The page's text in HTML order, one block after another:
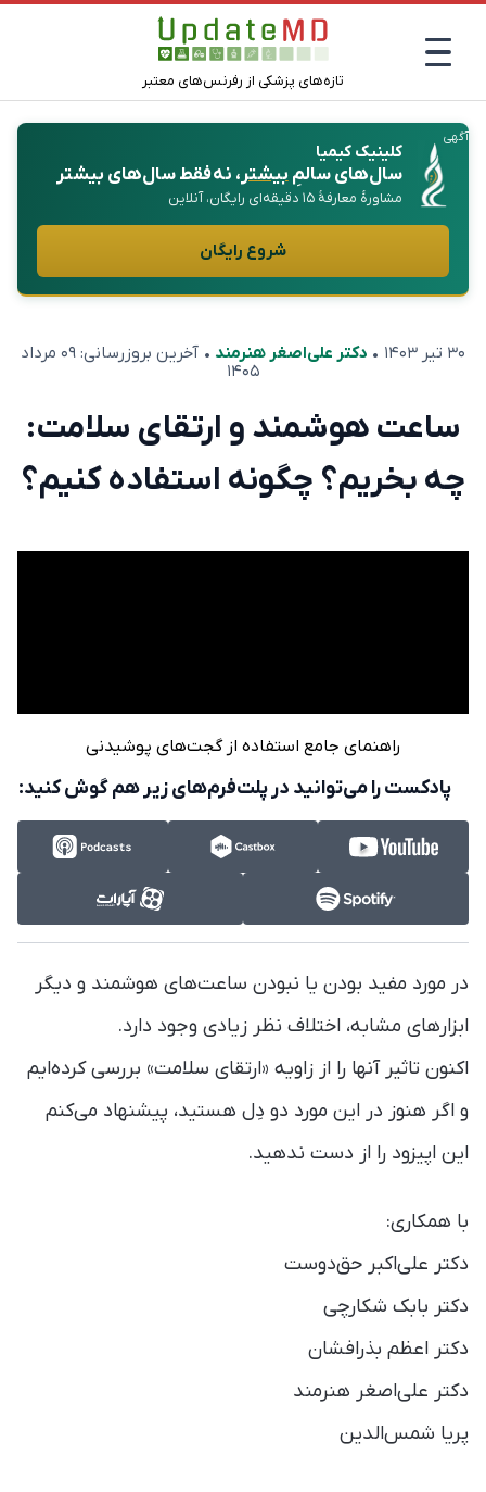
تازه‌های پزشکی از رفرنس‌های معتبر
آگهی
کلینیک کیمیا
سال‌های سالمِبیشتر، نه فقط سال‌های بیشتر
مشاورهٔ معارفهٔ ۱۵ دقیقه‌ای رایگان، آنلاین
شروع رایگان
۳۰ تیر ۱۴۰۳ • دکتر علی‌اصغر هنرمند • آخرین بروزرسانی:
۰۹ مرداد
۱۴۰۵
ساعت هوشمند و ارتقای سلامت:
چه بخریم؟ چگونه استفاده کنیم؟
راهنمای جامع استفاده از گجت‌های پوشیدنی
پادکست را می‌توانید در پلت‌فرم‌های زیر هم گوش کنید:
در مورد مفید بودن یا نبودن ساعت‌های هوشمند و دیگر
ابزارهای مشابه، اختلاف نظر زیادی وجود دارد.
اکنون تاثیر آنها را از زاویه «ارتقای سلامت» بررسی کرده‌ایم
و اگر هنوز در این مورد دو‌ دِل هستید، پیشنهاد می‌کنم
این اپیزود را از دست ندهید.
با همکاری:
دکتر علی‌اکبر حق‌دوست
دکتر بابک شکارچی
دکتر اعظم بذرافشان
دکتر علی‌اصغر هنرمند
پریا شمس‌الدین